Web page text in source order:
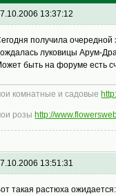
13:37:12
получила очередной
луковицы Арум-
быть на форуме есть
комнатные и садовые
розы http://
13:51:31
такая растюха ожидается: